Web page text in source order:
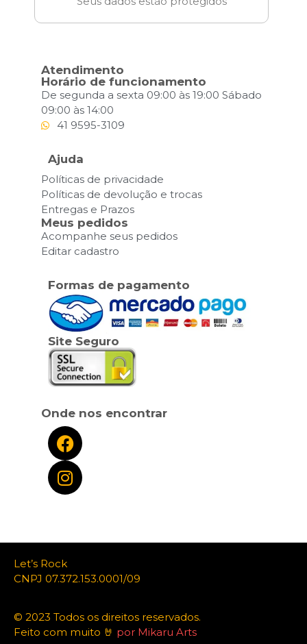
Atendimento
Horário de funcionamento
De segunda a sexta 09:00 às 19:00 Sábado
09:00 às 14:00
41 9595-3109
Ajuda
Políticas de privacidade
Políticas de devolução e trocas
Entregas e Prazos
Meus pedidos
Acompanhe seus pedidos
Editar cadastro
Formas de pagamento
Site Seguro
Onde nos encontrar
Let’s Rock
CNPJ 07.372.153.0001/09
© 2023 Todos os direitos reservados.
Feito com muito 🤘 por Mikaru Arts